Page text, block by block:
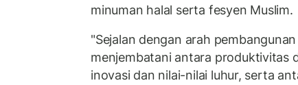
minuman halal serta fesyen Muslim.
"Sejalan dengan arah
menjembatani antara produktivitas
inovasi dan nilai-nilai luhur, serta